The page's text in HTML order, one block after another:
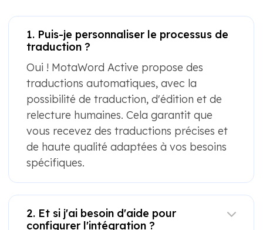
1. Puis-je personnaliser le processus de
traduction ?
Oui ! MotaWord Active propose des
traductions automatiques, avec la
possibilité de traduction, d'édition et de
relecture humaines. Cela garantit que
vous recevez des traductions précises et
de haute qualité adaptées à vos besoins
spécifiques.
2. Et si j'ai besoin d'aide pour
configurer l'intégration ?